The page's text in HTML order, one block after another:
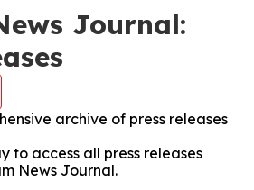
Journal:
archive of press releases
to access all press releases
News Journal.